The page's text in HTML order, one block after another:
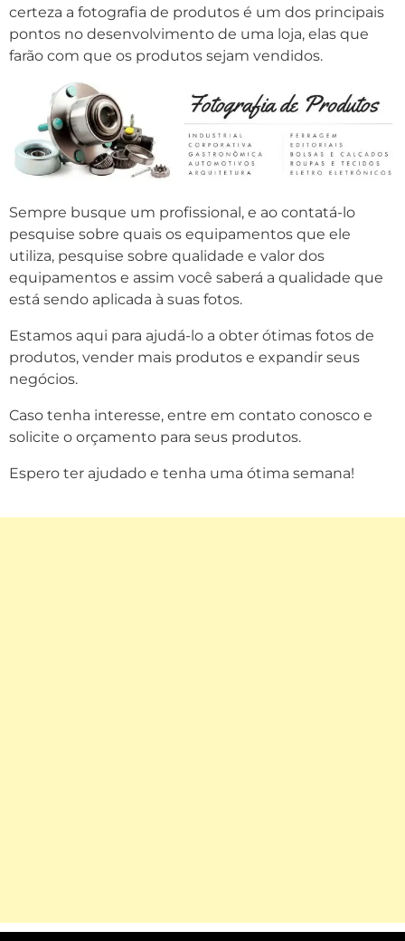
certeza a fotografia de produtos é um dos principais
pontos no desenvolvimento de uma loja, elas que
farão com que os produtos sejam vendidos.
Sempre busque um profissional, e ao contatá-lo
pesquise sobre quais os equipamentos que ele
utiliza, pesquise sobre qualidade e valor dos
equipamentos e assim você saberá a qualidade que
está sendo aplicada à suas fotos.
Estamos aqui para ajudá-lo a obter ótimas fotos de
produtos, vender mais produtos e expandir seus
negócios.
Caso tenha interesse, entre em contato conosco e
solicite o orçamento para seus produtos.
Espero ter ajudado e tenha uma ótima semana!